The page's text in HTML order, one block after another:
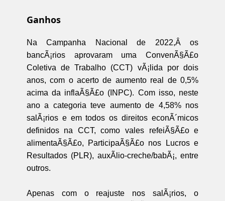
Ganhos
Na Campanha Nacional de 2022,Â os
bancÃ¡rios aprovaram uma ConvenÃ§Ã£o
Coletiva de Trabalho (CCT) vÃ¡lida por dois
anos, com o acerto de aumento real de 0,5%
acima da inflaÃ§Ã£o (INPC). Com isso, neste
ano a categoria teve aumento de 4,58% nos
salÃ¡rios e em todos os direitos econÃ´micos
definidos na CCT, como vales refeiÃ§Ã£o e
alimentaÃ§Ã£o, ParticipaÃ§Ã£o nos Lucros e
Resultados (PLR), auxÃ­lio-creche/babÃ¡, entre
outros.
Apenas com o reajuste nos salÃ¡rios, o